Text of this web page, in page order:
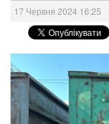
17 Червня 2024 16:25